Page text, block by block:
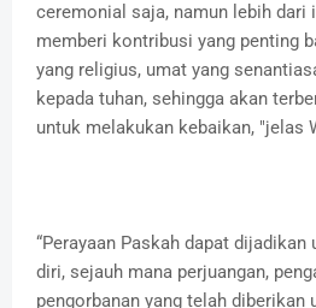
ceremonial saja, namun lebih dari
memberi kontribusi yang penting
yang religius, umat yang
kepada tuhan, sehingga akan
untuk melakukan kebaikan, "jelas
“Perayaan Paskah dapat
diri, sejauh mana perjuangan,
pengorbanan yang telah diberikan